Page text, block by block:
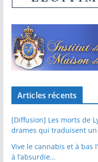
Articles récents
[Diffusion] Les morts de
drames qui traduisent
Vive le cannabis et à bas
à l’absurdie…